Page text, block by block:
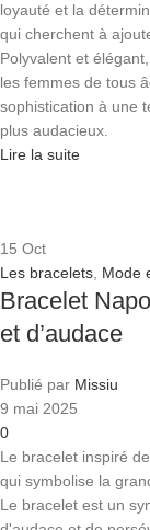
loyauté et la
qui cherchent à
Polyvalent et
les femmes de tous
sophistication à une
plus audacieux.
Lire la suite
15 Oct
Les bracelets Mode
Bracelet
et d’audace
Publié par Missiu
9 mai 2025
0
Le bracelet inspiré
qui symbolise la
Le bracelet est un